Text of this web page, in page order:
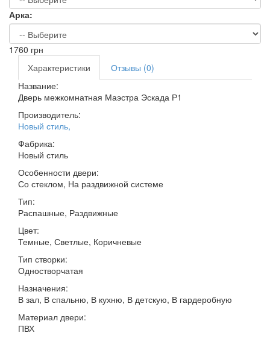
Арка:
1760 грн
Характеристики
Отзывы (0)
Название:
Дверь межкомнатная Маэстра Эскада Р1
Производитель:
Новый стиль,
Фабрика:
Новый стиль
Особенности двери:
Со стеклом, На раздвижной системе
Тип:
Распашные, Раздвижные
Цвет:
Темные, Светлые, Коричневые
Тип створки:
Одностворчатая
Назначения:
В зал, В спальню, В кухню, В детскую, В гардеробную
Материал двери:
ПВХ